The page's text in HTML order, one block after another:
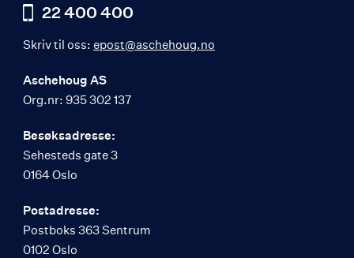
22 400 400
Skriv til oss: epost@aschehoug.no
Aschehoug AS
Org.nr: 935 302 137
Besøksadresse:
Sehesteds gate 3
0164 Oslo
Postadresse:
Postboks 363 Sentrum
0102 Oslo